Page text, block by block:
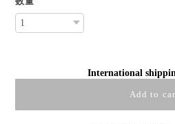
International
Add to